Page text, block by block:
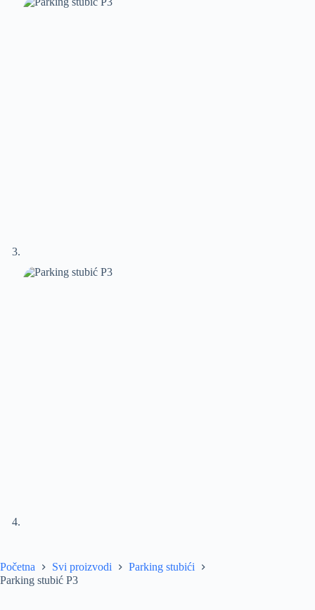
Početna Svi proizvodi
Parking stubići
Parking stubić P3